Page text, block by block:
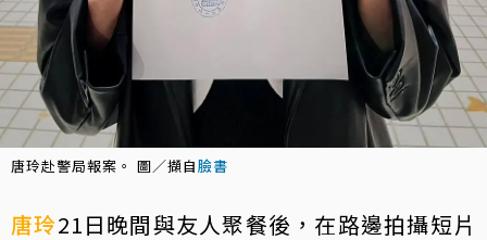
唐玲赴警局報案。 圖／擷自臉書
唐玲21日晚間與友人聚餐後，在路邊拍攝短片